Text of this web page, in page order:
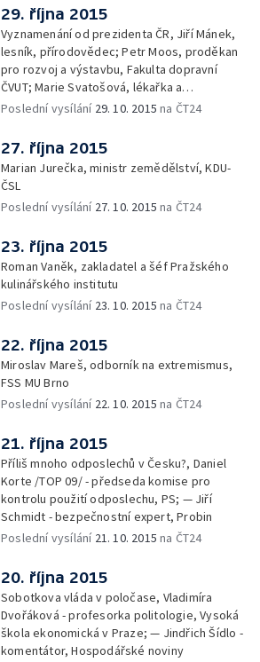
29. října 2015
Vyznamenání od prezidenta ČR, Jiří Mánek,
lesník, přírodovědec; Petr Moos, proděkan
pro rozvoj a výstavbu, Fakulta dopravní
ČVUT; Marie Svatošová, lékařka a
zakladatelka Českého hospicového hnutí;
Poslední vysílání 29. 10. 2015 na ČT24
27. října 2015
Marian Jurečka, ministr zemědělství, KDU-
ČSL
Poslední vysílání 27. 10. 2015 na ČT24
23. října 2015
Roman Vaněk, zakladatel a šéf Pražského
kulinářského institutu
Poslední vysílání 23. 10. 2015 na ČT24
22. října 2015
Miroslav Mareš, odborník na extremismus,
FSS MU Brno
Poslední vysílání 22. 10. 2015 na ČT24
21. října 2015
Příliš mnoho odposlechů v Česku?, Daniel
Korte /TOP 09/ - předseda komise pro
kontrolu použití odposlechu, PS; — Jiří
Schmidt - bezpečnostní expert, Probin
Poslední vysílání 21. 10. 2015 na ČT24
20. října 2015
Sobotkova vláda v poločase, Vladimíra
Dvořáková - profesorka politologie, Vysoká
škola ekonomická v Praze; — Jindřich Šídlo -
komentátor, Hospodářské noviny